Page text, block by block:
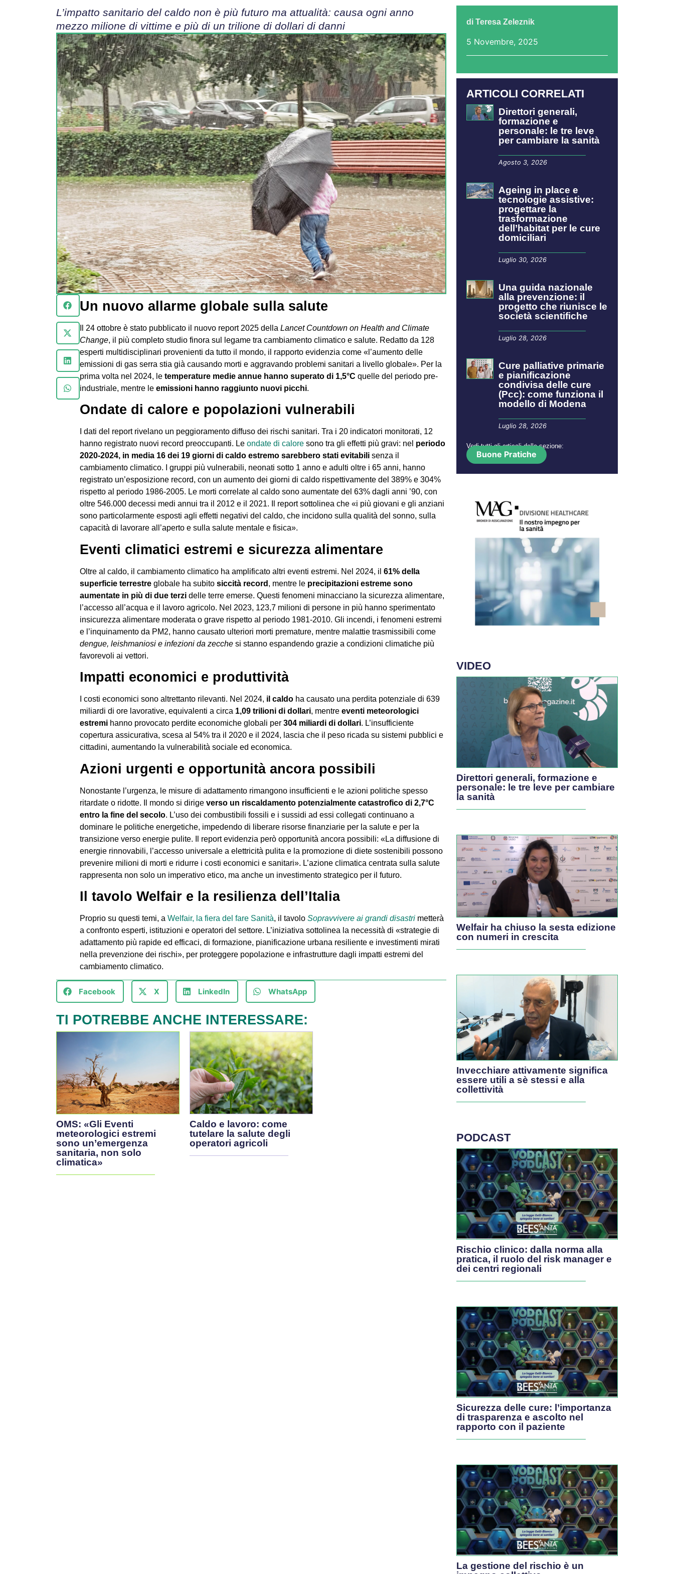
L’impatto sanitario del caldo non è più futuro ma attualità: causa ogni anno
mezzo milione di vittime e più di un trilione di dollari di danni
Un nuovo allarme globale sulla salute
Il 24 ottobre è stato pubblicato il nuovo report 2025 della Lancet Countdown on Health and Climate
Change, il più completo studio finora sul legame tra cambiamento climatico e salute. Redatto da 128
esperti multidisciplinari provenienti da tutto il mondo, il rapporto evidenzia come «l’aumento delle
emissioni di gas serra stia già causando morti e aggravando problemi sanitari a livello globale». Per la
prima volta nel 2024, le temperature medie annue hanno superato di 1,5°C quelle del periodo pre-
industriale, mentre le emissioni hanno raggiunto nuovi picchi.
Ondate di calore e popolazioni vulnerabili
I dati del report rivelano un peggioramento diffuso dei rischi sanitari. Tra i 20 indicatori monitorati, 12
hanno registrato nuovi record preoccupanti. Le ondate di caloresono tra gli effetti più gravi: nel periodo
2020-2024, in media 16 dei 19 giorni di caldo estremo sarebbero stati evitabilisenza il
cambiamento climatico. I gruppi più vulnerabili, neonati sotto 1 anno e adulti oltre i 65 anni, hanno
registrato un’esposizione record, con un aumento dei giorni di caldo rispettivamente del 389% e 304%
rispetto al periodo 1986-2005. Le morti correlate al caldo sono aumentate del 63% dagli anni ’90, con
oltre 546.000 decessi medi annui tra il 2012 e il 2021. Il report sottolinea che «i più giovani e gli anziani
sono particolarmente esposti agli effetti negativi del caldo, che incidono sulla qualità del sonno, sulla
capacità di lavorare all’aperto e sulla salute mentale e fisica».
Eventi climatici estremi e sicurezza alimentare
Oltre al caldo, il cambiamento climatico ha amplificato altri eventi estremi. Nel 2024, il 61% della
superficie terrestreglobale ha subito siccità record , mentre le precipitazioni estreme sono
aumentate in più di due terzi delle terre emerse. Questi fenomeni minacciano la sicurezza alimentare,
l’accesso all’acqua e il lavoro agricolo. Nel 2023, 123,7 milioni di persone in più hanno sperimentato
insicurezza alimentare moderata o grave rispetto al periodo 1981-2010. Gli incendi, i fenomeni estremi
e l’inquinamento da PM2, hanno causato ulteriori morti premature, mentre malattie trasmissibili come
dengue, leishmaniosi e infezioni da zecchesi stanno espandendo grazie a condizioni climatiche più
favorevoli ai vettori.
Impatti economici e produttività
I costi economici sono altrettanto rilevanti. Nel 2024, il caldoha causato una perdita potenziale di 639
miliardi di ore lavorative, equivalenti a circa 1,09 trilioni di dollari, mentre eventi meteorologici
estremihanno provocato perdite economiche globali per 304 miliardi di dollari. L’insufficiente
copertura assicurativa, scesa al 54% tra il 2020 e il 2024, lascia che il peso ricada su sistemi pubblici e
cittadini, aumentando la vulnerabilità sociale ed economica.
Azioni urgenti e opportunità ancora possibili
Nonostante l’urgenza, le misure di adattamento rimangono insufficienti e le azioni politiche spesso
ritardate o ridotte. Il mondo si dirige verso un riscaldamento potenzialmente catastrofico di 2,7°C
entro la fine del secolo. L’uso dei combustibili fossili e i sussidi ad essi collegati continuano a
dominare le politiche energetiche, impedendo di liberare risorse finanziarie per la salute e per la
transizione verso energie pulite. Il report evidenzia però opportunità ancora possibili: «La diffusione di
energie rinnovabili, l’accesso universale a elettricità pulita e la promozione di diete sostenibili possono
prevenire milioni di morti e ridurre i costi economici e sanitari». L’azione climatica centrata sulla salute
rappresenta non solo un imperativo etico, ma anche un investimento strategico per il futuro.
Il tavolo Welfair e la resilienza dell’Italia
Proprio su questi temi, a Welfair, la fiera del fare Sanità, il tavolo Sopravvivere ai grandi disastrimetterà
a confronto esperti, istituzioni e operatori del settore. L’iniziativa sottolinea la necessità di «strategie di
adattamento più rapide ed efficaci, di formazione, pianificazione urbana resiliente e investimenti mirati
nella prevenzione dei rischi», per proteggere popolazione e infrastrutture dagli impatti estremi del
cambiamento climatico.
Facebook X LinkedIn WhatsApp
TI POTREBBE ANCHE INTERESSARE:
OMS: «Gli Eventi
meteorologici estremi
sono un’emergenza
sanitaria, non solo
climatica»
Caldo e lavoro: come
tutelare la salute degli
operatori agricoli
di Teresa Zeleznik
5 Novembre, 2025
ARTICOLI CORRELATI
Direttori generali,
formazione e
personale: le tre leve
per cambiare la sanità
Agosto 3, 2026
Ageing in place e
tecnologie assistive:
progettare la
trasformazione
dell’habitat per le cure
domiciliari
Luglio 30, 2026
​​​​Una guida nazionale
alla prevenzione: il
progetto che riunisce le
società scientifiche
Luglio 28, 2026
Cure palliative primarie
e pianificazione
condivisa delle cure
(Pcc): come funziona il
modello di Modena
Luglio 28, 2026
Vedi tutti gli articoli della sezione:
Buone Pratiche
VIDEO
Direttori generali, formazione e
personale: le tre leve per cambiare
la sanità
Welfair ha chiuso la sesta edizione
con numeri in crescita
Invecchiare attivamente significa
essere utili a sè stessi e alla
collettività
PODCAST
Rischio clinico: dalla norma alla
pratica, il ruolo del risk manager e
dei centri regionali
Sicurezza delle cure: l’importanza
di trasparenza e ascolto nel
rapporto con il paziente
La gestione del rischio è un